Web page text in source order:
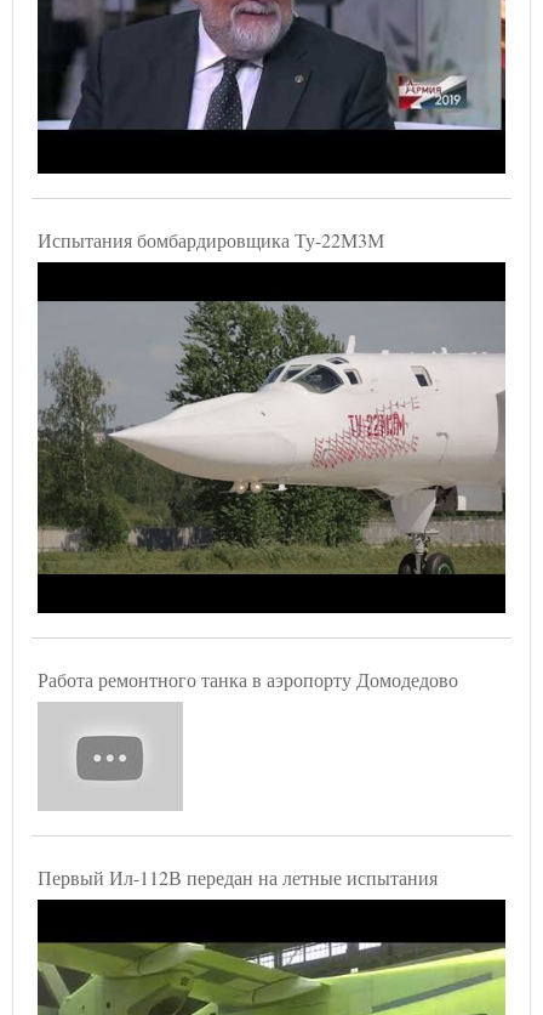
Испытания бомбардировщика Ту-22М3М
Работа ремонтного танка в аэропорту Домодедово
Первый Ил-112В передан на летные испытания